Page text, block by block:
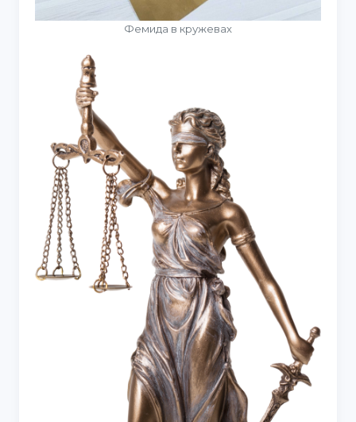
Фемида в кружевах